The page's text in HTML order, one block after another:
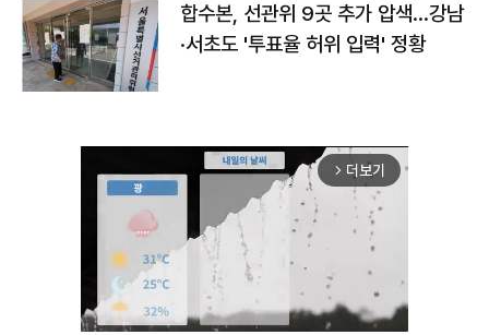
합수본, 선관위 9곳 추가 압색…강남
·서초도 '투표율 허위 입력' 정황
arrow_forward_ios 더보기